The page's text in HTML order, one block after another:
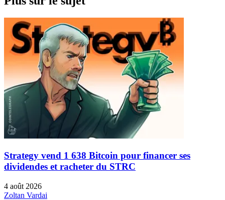
Strategy vend 1 638 Bitcoin pour financer ses
dividendes et racheter du STRC
4 août 2026
Zoltan Vardai